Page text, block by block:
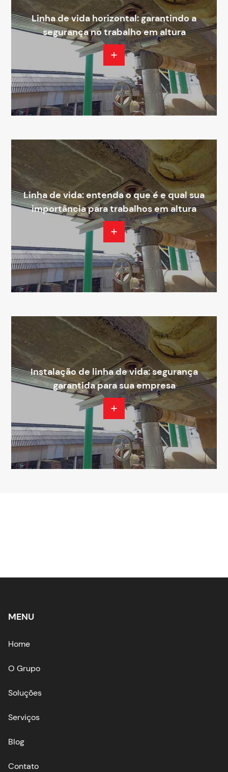
Linha de vida horizontal: garantindo a
segurança no trabalho em altura
Linha de vida: entenda o que é e qual sua
importância para trabalhos em altura
Instalação de linha de vida: segurança
garantida para sua empresa
MENU
Home
O Grupo
Soluções
Serviços
Blog
Contato